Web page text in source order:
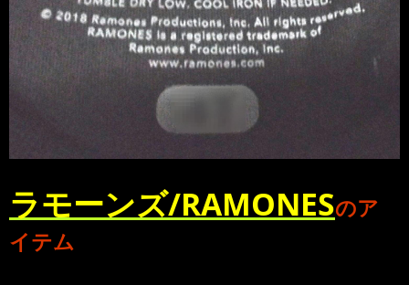
ラモーンズ/RAMONESのア
イテム